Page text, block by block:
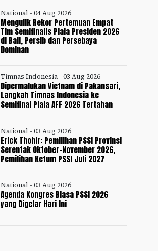
National - 04 Aug 2026
Mengulik Rekor Pertemuan Empat
Tim Semifinalis Piala Presiden 2026
di Bali, Persib dan Persebaya
Dominan
Timnas Indonesia - 03 Aug 2026
Dipermalukan Vietnam di Pakansari,
Langkah Timnas Indonesia ke
Semifinal Piala AFF 2026 Tertahan
National - 03 Aug 2026
Erick Thohir: Pemilihan PSSI Provinsi
Serentak Oktober-November 2026,
Pemilihan Ketum PSSI Juli 2027
National - 03 Aug 2026
Agenda Kongres Biasa PSSI 2026
yang Digelar Hari Ini